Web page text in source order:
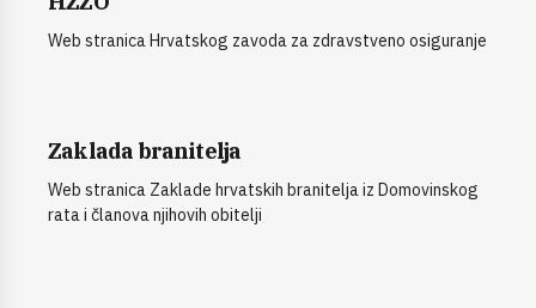
Web stranica Hrvatskog zavoda za zdravstveno osiguranje
Zaklada branitelja
Web stranica Zaklade hrvatskih branitelja iz Domovinskog
rata i članova njihovih obitelji